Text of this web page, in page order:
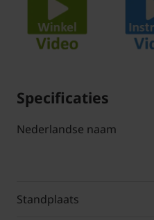
Specificaties
Nederlandse naam
Standplaats